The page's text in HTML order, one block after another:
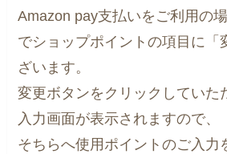
Amazon pay支払いをご利用の
でショップポイントの項目に「
ざいます。
変更ボタンをクリックしていた
入力画面が表示されますので、
そちらへ使用ポイントのご入力